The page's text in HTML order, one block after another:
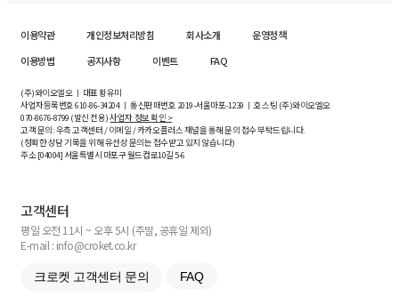
이용약관 개인정보처리방침 회사소개
운영정책
이용방법
공지사항 이벤트 FAQ
(주)와이오엘오 ㅣ 대표 황유미
사업자등록번호610-86-34204ㅣ 통신판매번호 2019-서울마포-1239 ㅣ 호스팅 (주)와이오엘오
070-8676-8799 (발신 전용)사업자 정보 확인 >
고객 문의: 우측 고객센터 / 이메일 / 카카오플러스 채널을 통해 문의 접수 부탁드립니다.
(정확한 상담 기록을 위해 유선상 문의는 접수받고 있지 않습니다)
주소 [04004] 서울특별시 마포구 월드컵로10길5-6
고객센터
평일 오전 11시 ~ 오후 5시 (주말, 공휴일 제외)
E-mail : info@croket.co.kr
크로켓 고객센터 문의 FAQ